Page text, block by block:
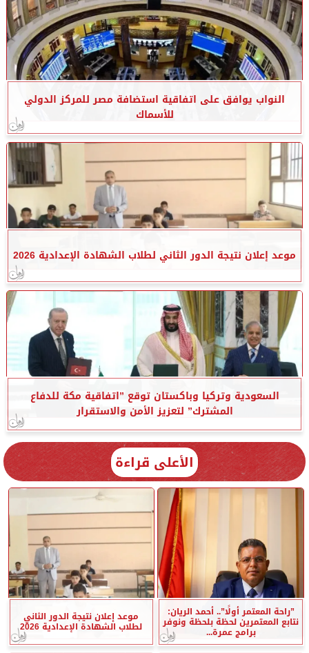
النواب يوافق على اتفاقية استضافة مصر للمركز الدولي
للأسماك
موعد إعلان نتيجة الدور الثاني لطلاب الشهادة الإعدادية 2026
السعودية وتركيا وباكستان توقع ”اتفاقية مكة للدفاع
المشترك” لتعزيز الأمن والاستقرار
الأعلى قراءة
”راحة المعتمر أولًا”.. أحمد الريان:
نتابع المعتمرين لحظة بلحظة ونوفر
برامج عمرة...
موعد إعلان نتيجة الدور الثاني
لطلاب الشهادة الإعدادية 2026